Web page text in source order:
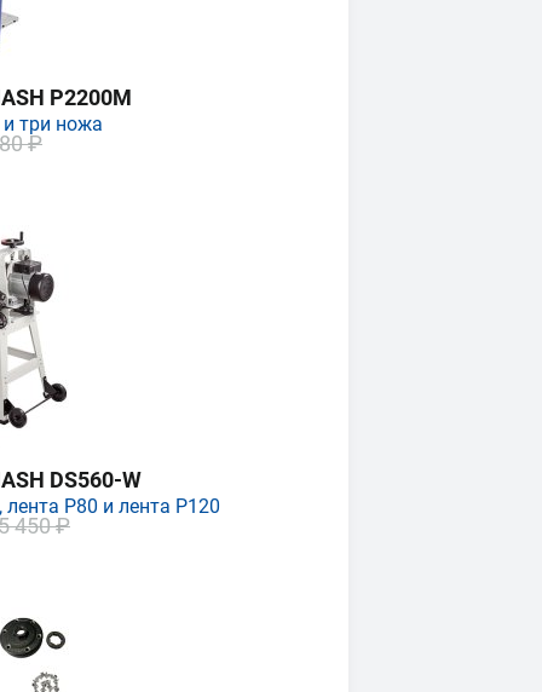
P2200M
три ножа
₽
DS560-W
P80 и лента P120
450 ₽